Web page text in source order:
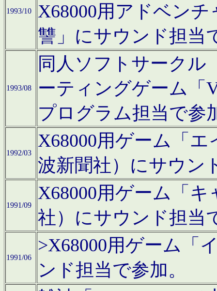
1993/10
X68000用アドベン
讐」にサウンド担当
1993/08
同人ソフトサークル
ーティングゲーム「
プログラム担当で参
1992/03
X68000用ゲーム「
波新聞社）にサウン
1991/09
X68000用ゲーム「
社）にサウンド担当
1991/06
>X68000用ゲーム「
ンド担当で参加。